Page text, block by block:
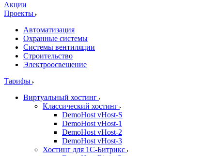
Акции
Проекты
Автоматизация
Охранные системы
Системы вентиляции
Строительство
Электроосвещение
Тарифы
Виртуальный хостинг
Классический хостинг
DemoHost vHost-S
DemoHost vHost-1
DemoHost vHost-2
DemoHost vHost-3
Хостинг для 1С-Битрикс